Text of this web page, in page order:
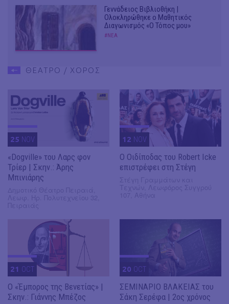
Γεννάδειος Βιβλιοθήκη |
Ολοκληρώθηκε ο Μαθητικός
Διαγωνισμός «Ο Τόπος μου»
#ΝΕΑ
ΘΕΑΤΡΟ / ΧΟΡΟΣ
25 NOV
«Dogville» του Λαρς φον
Τρίερ | Σκην.: Άρης
Μπινιάρης
12 NOV
O Οιδίποδας του Robert Icke
επιστρέφει στη Στέγη
21 OCT
Ο «Έμπορος της Βενετίας» |
Σκην.: Γιάννης Μπέζος
20 OCT
ΣΕΜΙΝΑΡΙΟ ΒΛΑΚΕΙΑΣ του
Σάκη Σερέφα | 2ος χρόνος